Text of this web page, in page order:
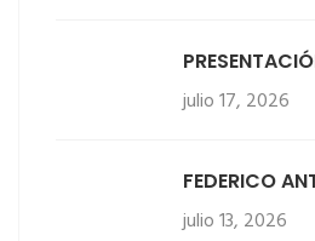
julio 17, 2026
FEDERICO
julio 13, 2026